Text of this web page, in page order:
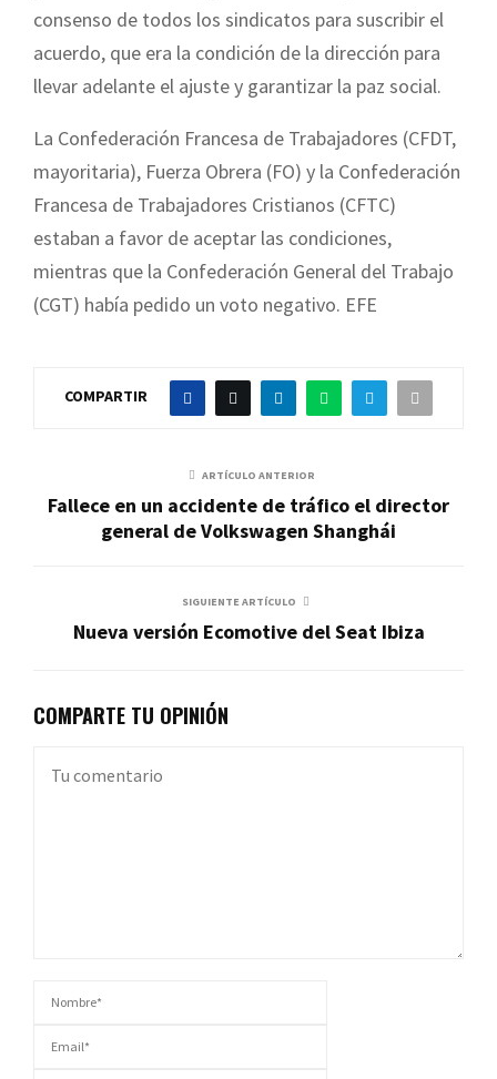
consenso de todos los sindicatos para suscribir el
acuerdo, que era la condición de la dirección para
llevar adelante el ajuste y garantizar la paz social.
La Confederación Francesa de Trabajadores (CFDT,
mayoritaria), Fuerza Obrera (FO) y la Confederación
Francesa de Trabajadores Cristianos (CFTC)
estaban a favor de aceptar las condiciones,
mientras que la Confederación General del Trabajo
(CGT) había pedido un voto negativo. EFE
COMPARTIR
ARTÍCULO ANTERIOR
Fallece en un accidente de tráfico el director
general de Volkswagen Shanghái
SIGUIENTE ARTÍCULO
Nueva versión Ecomotive del Seat Ibiza
COMPARTE TU OPINIÓN